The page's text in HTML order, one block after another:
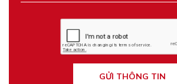
GỬI THÔNG TIN